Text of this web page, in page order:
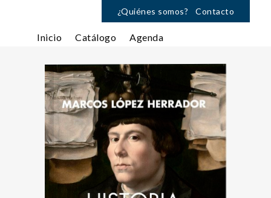
¿Quiénes somos? Contacto
Inicio Catálogo Agenda